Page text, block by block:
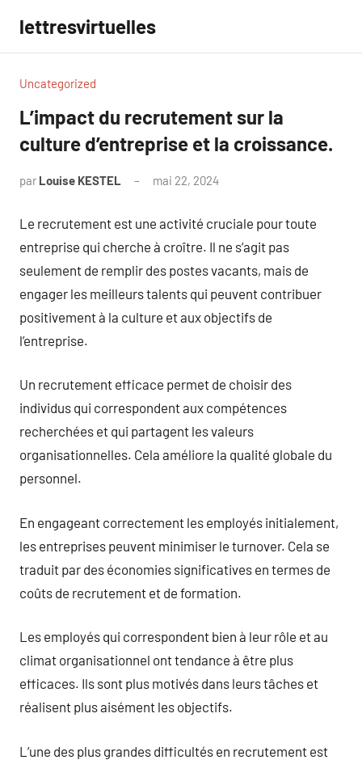
contenu
lettresvirtuelles
Uncategorized
L’impact du recrutement sur la
culture d’entreprise et la croissance.
par Louise KESTEL mai 22, 2024
Le recrutement est une activité cruciale pour toute
entreprise qui cherche à croître. Il ne s’agit pas
seulement de remplir des postes vacants, mais de
engager les meilleurs talents qui peuvent contribuer
positivement à la culture et aux objectifs de
l’entreprise.
Un recrutement efficace permet de choisir des
individus qui correspondent aux compétences
recherchées et qui partagent les valeurs
organisationnelles. Cela améliore la qualité globale du
personnel.
En engageant correctement les employés initialement,
les entreprises peuvent minimiser le turnover. Cela se
traduit par des économies significatives en termes de
coûts de recrutement et de formation.
Les employés qui correspondent bien à leur rôle et au
climat organisationnel ont tendance à être plus
efficaces. Ils sont plus motivés dans leurs tâches et
réalisent plus aisément les objectifs.
L’une des plus grandes difficultés en recrutement est